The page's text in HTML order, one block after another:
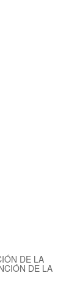
DE LA
DE LA